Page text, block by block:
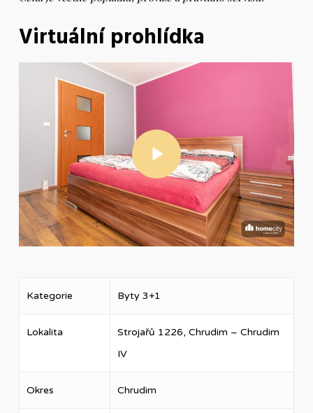
Virtuální prohlídka
Play Video
Kategorie Byty 3+1
Lokalita
Strojařů 1226, Chrudim – Chrudim
IV
Okres Chrudim